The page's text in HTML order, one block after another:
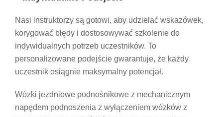
Nasi instruktorzy są gotowi, aby udzielać wskazówek,
korygować błędy i dostosowywać szkolenie do
indywidualnych potrzeb uczestników. To
personalizowane podejście gwarantuje, że każdy
uczestnik osiągnie maksymalny potencjał.
Wózki jezdniowe podnośnikowe z mechanicznym
napędem podnoszenia z wyłączeniem wózków z